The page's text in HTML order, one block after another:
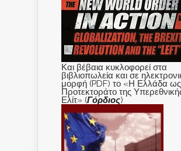
Και βέβαια κυκλοφορεί στα
βιβλιοπωλεία και σε
μορφή (PDF) το «Η Ελλάδα ως
Προτεκτοράτο της
Ελίτ» (Γόρδιος)